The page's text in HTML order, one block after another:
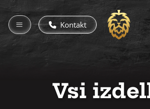
Skoči
na
vsebino
Kontakt
Vsi